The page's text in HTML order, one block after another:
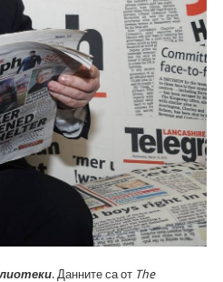
. Данните са от The